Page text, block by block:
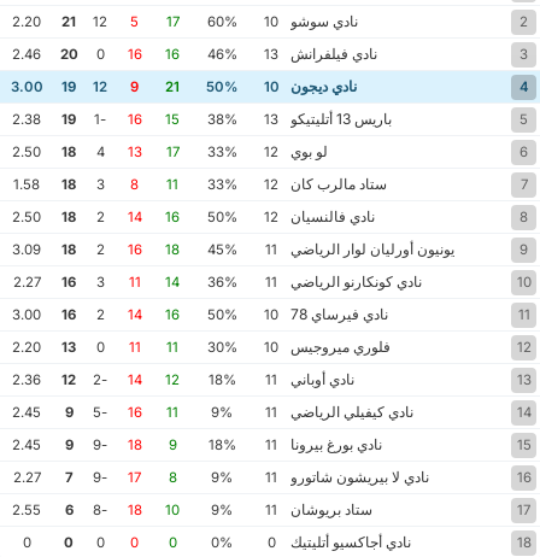
2
نادي سوشو 10
60%
17
5
12
21
2.20
3
نادي فيلفرانش 13
46%
16
16
0
20
2.46
4
نادي ديجون 10
50%
21
9
12
19
3.00
5
باريس 13 أتليتيكو 13
38%
15
16
-1
19
2.38
6
لو بوي 12
33%
17
13
4
18
2.50
7
ستاد مالرب كان 12
33%
11
8
3
18
1.58
8
نادي فالنسيان 12
50%
16
14
2
18
2.50
9
يونيون أورليان لوار الرياضي 11
45%
18
16
2
18
3.09
10
نادي كونكارنو الرياضي 11
36%
14
11
3
16
2.27
11
نادي فيرساي 78 10
50%
16
14
2
16
3.00
12
فلوري ميروجيس 10
30%
11
11
0
13
2.20
13
نادي أوباني 11
18%
12
14
-2
12
2.36
14
نادي كيفيلي الرياضي 11
9%
11
16
-5
9
2.45
15
نادي بورغ بيرونا 11
18%
9
18
-9
9
2.45
16
نادي لا بيريشون شاتورو 11
9%
8
17
-9
7
2.27
17
ستاد بريوشان 11
9%
10
18
-8
6
2.55
18
نادي أجاكسيو أتليتيك 0
0%
0
0
0
0
0